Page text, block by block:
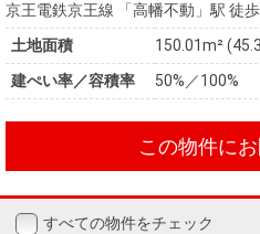
京王電鉄京王線 「高幡不動」駅 徒
土地面積
150.01m²
建ぺい率／容積率
50%／100%
この物件に
すべての物件をチェック